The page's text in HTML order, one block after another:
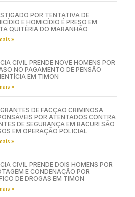
POR TENTATIVA DE
E HOMICÍDIO É PRESO EM
QUITÉRIA DO MARANHÃO
»
CIVIL PRENDE NOVE HOMENS POR
NO PAGAMENTO DE PENSÃO
EM TIMON
»
DE FACÇÃO CRIMINOSA
POR ATENTADOS CONTRA
DE SEGURANÇA EM BACURI SÃO
EM OPERAÇÃO POLICIAL
»
CIVIL PRENDE DOIS HOMENS POR
E CONDENAÇÃO POR
DE DROGAS EM TIMON
»